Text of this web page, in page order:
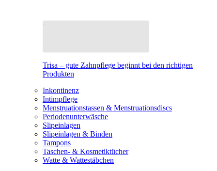
Trisa – gute Zahnpflege beginnt bei den richtigen
Produkten
Inkontinenz
Intimpflege
Menstruationstassen & Menstruationsdiscs
Periodenunterwäsche
Slipeinlagen
Slipeinlagen & Binden
Tampons
Taschen- & Kosmetiktücher
Watte & Wattestäbchen